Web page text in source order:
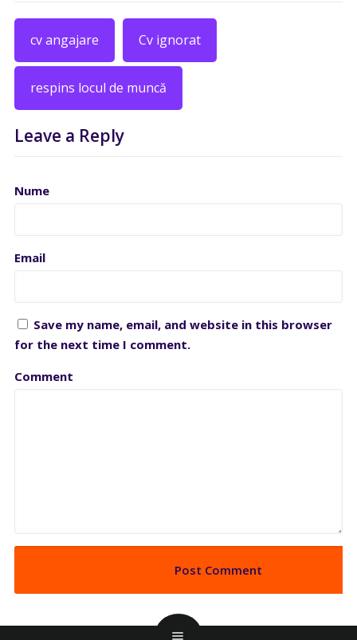
cv angajare Cv ignorat
respins locul de muncă
Leave a Reply
Nume
Email
Save my name, email, and website in this browser
for the next time I comment.
Comment